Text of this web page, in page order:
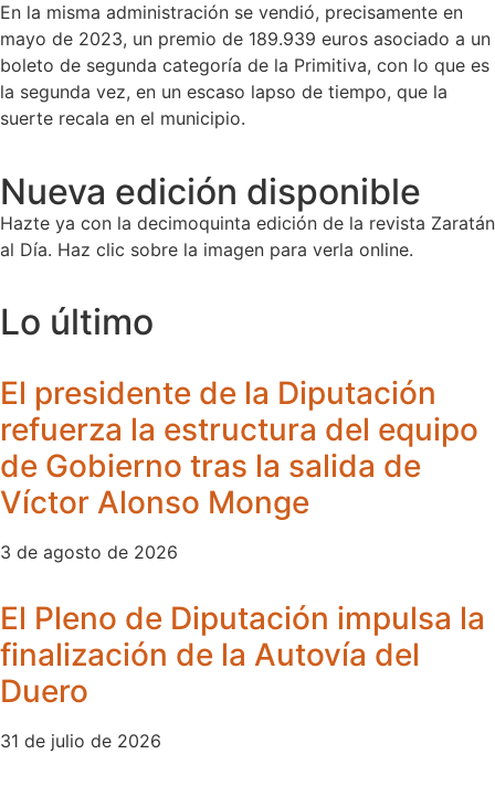
En la misma administración se vendió, precisamente en
mayo de 2023, un premio de 189.939 euros asociado a un
boleto de segunda categoría de la Primitiva, con lo que es
la segunda vez, en un escaso lapso de tiempo, que la
suerte recala en el municipio.
Nueva edición disponible
Hazte ya con la decimoquinta edición de la revista Zaratán
al Día. Haz clic sobre la imagen para verla online.
Lo último
El presidente de la Diputación
refuerza la estructura del equipo
de Gobierno tras la salida de
Víctor Alonso Monge
3 de agosto de 2026
El Pleno de Diputación impulsa la
finalización de la Autovía del
Duero
31 de julio de 2026